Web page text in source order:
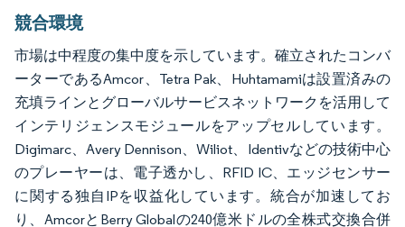
競合環境
市場は中程度の集中度を示しています。確立されたコンバ
ーターであるAmcor、Tetra Pak、Huhtamamiは設置済みの
充填ラインとグローバルサービスネットワークを活用して
インテリジェンスモジュールをアップセルしています。
Digimarc、Avery Dennison、Wiliot、Identivなどの技術中心
のプレーヤーは、電子透かし、RFID IC、エッジセンサー
に関する独自IPを収益化しています。統合が加速してお
り、AmcorとBerry Globalの240億米ドルの全株式交換合併